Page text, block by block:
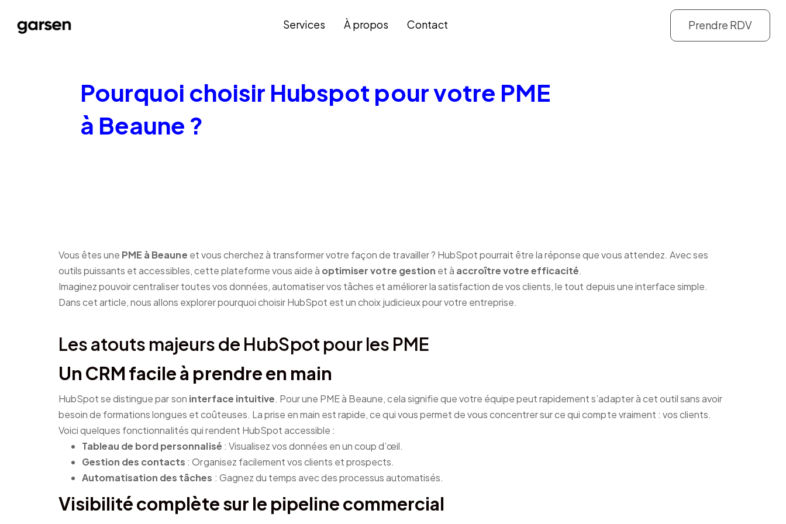
Services À propos Contact Prendre RDV
Pourquoi choisir Hubspot pour votre PME
à Beaune ?
Vous êtes une PME à Beaune et vous cherchez à transformer votre façon de travailler ? HubSpot pourrait être la réponse que vous attendez. Avec ses
outils puissants et accessibles, cette plateforme vous aide à optimiser votre gestion et à accroître votre efficacité.
Imaginez pouvoir centraliser toutes vos données, automatiser vos tâches et améliorer la satisfaction de vos clients, le tout depuis une interface simple.
Dans cet article, nous allons explorer pourquoi choisir HubSpot est un choix judicieux pour votre entreprise.
Les atouts majeurs de HubSpot pour les PME
Un CRM facile à prendre en main
HubSpot se distingue par son interface intuitive. Pour une PME à Beaune, cela signifie que votre équipe peut rapidement s’adapter à cet outil sans avoir
besoin de formations longues et coûteuses. La prise en main est rapide, ce qui vous permet de vous concentrer sur ce qui compte vraiment : vos clients.
Voici quelques fonctionnalités qui rendent HubSpot accessible :
Tableau de bord personnalisé : Visualisez vos données en un coup d’œil.
Gestion des contacts : Organisez facilement vos clients et prospects.
Automatisation des tâches : Gagnez du temps avec des processus automatisés.
Visibilité complète sur le pipeline commercial